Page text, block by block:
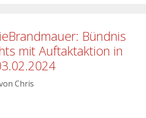
Bündnis
mit Auftaktaktion in
Chris